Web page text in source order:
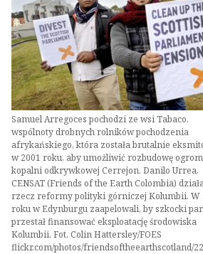
Samuel Arregoces pochodzi ze wsi Tabaco,
wspólnoty drobnych rolników pochodzenia
afrykańskiego, która została brutalnie
w 2001 roku, aby umożliwić rozbudowę
kopalni odkrywkowej Cerrejon. Danilo Urrea,
CENSAT (Friends of the Earth Colombia)
rzecz reformy polityki górniczej Kolumbii. W
roku w Edynburgu zaapelowali, by szkocki
przestał finansować eksploatację środowiska
Kolumbii. Fot. Colin Hattersley/FOES
flickr.com/photos/friendsoftheearthscotland/